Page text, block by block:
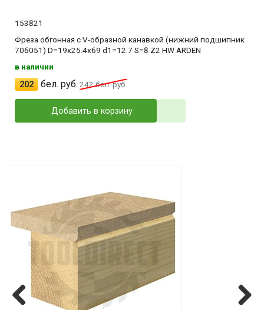
153821
Фреза обгонная с V-образной канавкой (нижний подшипник
706051) D=19x25.4x69 d1=12.7 S=8 Z2 HW ARDEN
в наличии
202 бел. руб. 242бел. руб.
Добавить в корзину